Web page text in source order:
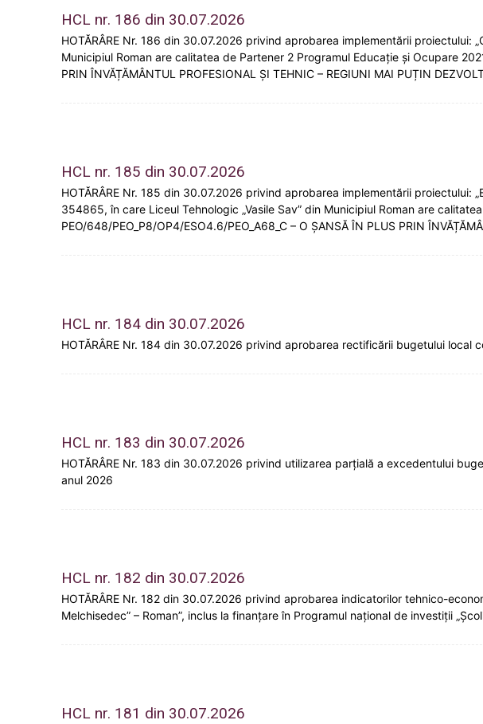
HCL nr. 186 din 30.07.2026
HOTĂRÂRE Nr. 186 din 30.07.2026 privind aprobarea implementării proiectului:
Municipiul Roman are calitatea de Partener 2 Programul Educație și Ocupare
PRIN ÎNVĂȚĂMÂNTUL PROFESIONAL ȘI TEHNIC – REGIUNI MAI PUȚIN
HCL nr. 185 din 30.07.2026
HOTĂRÂRE Nr. 185 din 30.07.2026 privind aprobarea implementării proiectului:
354865, în care Liceul Tehnologic „Vasile Sav” din Municipiul Roman are
PEO/648/PEO_P8/OP4/ESO4.6/PEO_A68_C – O ȘANSĂ ÎN PLUS PRIN
HCL nr. 184 din 30.07.2026
HOTĂRÂRE Nr. 184 din 30.07.2026 privind aprobarea rectificării bugetului local
HCL nr. 183 din 30.07.2026
HOTĂRÂRE Nr. 183 din 30.07.2026 privind utilizarea parțială a excedentului
anul 2026
HCL nr. 182 din 30.07.2026
HOTĂRÂRE Nr. 182 din 30.07.2026 privind aprobarea indicatorilor tehnico-
Melchisedec” – Roman”, inclus la finanțare în Programul național de investiții
HCL nr. 181 din 30.07.2026